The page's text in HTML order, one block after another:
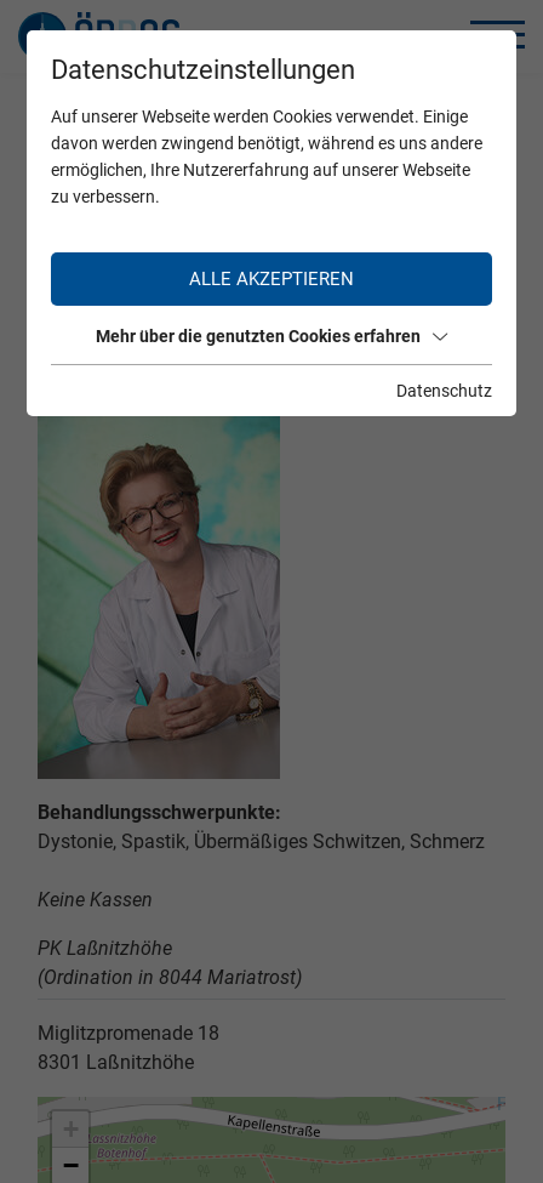
Home Zertifizierte Ärzte
Prim. Dr. Eva Kronberger-
Behandlungsschwerpunkte:
Dystonie, Spastik, Übermäßiges Schwitzen, Schmerz
Keine Kassen
PK Laßnitzhöhe
(Ordination in 8044 Mariatrost)
Miglitzpromenade 18
8301 Laßnitzhöhe
−
Datenschutzeinstellungen
Auf unserer Webseite werden Cookies verwendet. Einige
davon werden zwingend benötigt, während es uns andere
ermöglichen, Ihre Nutzererfahrung auf unserer Webseite
zu verbessern.
ALLE AKZEPTIEREN
Mehr über die genutzten Cookies erfahren
Datenschutz